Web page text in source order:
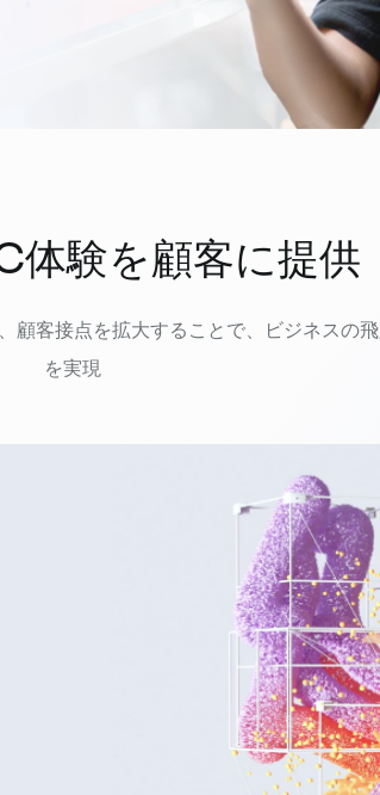
体験を顧客に提供
客接点を拡大することで、ビジネスの
を実現